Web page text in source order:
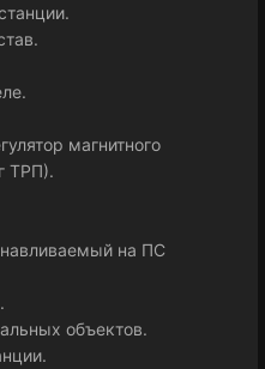
магнитного
ТРП).
на ПС
объектов.